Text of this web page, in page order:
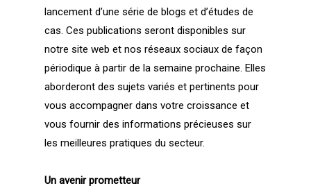
lancement d’une série de blogs et d’études de
cas. Ces publications seront disponibles sur
notre site web et nos réseaux sociaux de façon
périodique à partir de la semaine prochaine. Elles
aborderont des sujets variés et pertinents pour
vous accompagner dans votre croissance et
vous fournir des informations précieuses sur
les meilleures pratiques du secteur.
Un avenir prometteur